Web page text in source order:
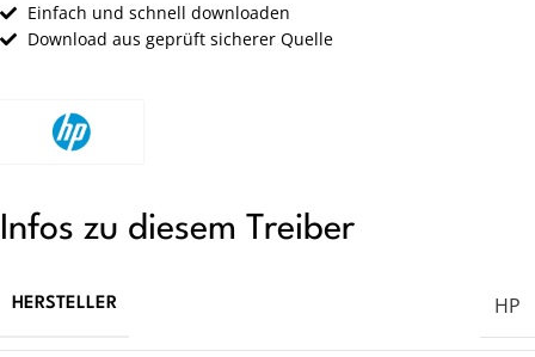
Einfach und schnell downloaden
Download aus geprüft sicherer Quelle
Infos zu diesem Treiber
HERSTELLER HP